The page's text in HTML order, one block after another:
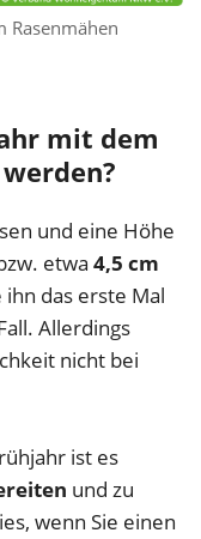
Rasenmähen
mit dem
und eine Höhe
etwa 4,5 cm
das erste Mal
Allerdings
nicht bei
ist es
und zu
wenn Sie einen